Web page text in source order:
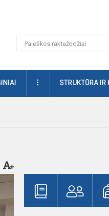
DAUGIAUSTRUKTŪRA IR